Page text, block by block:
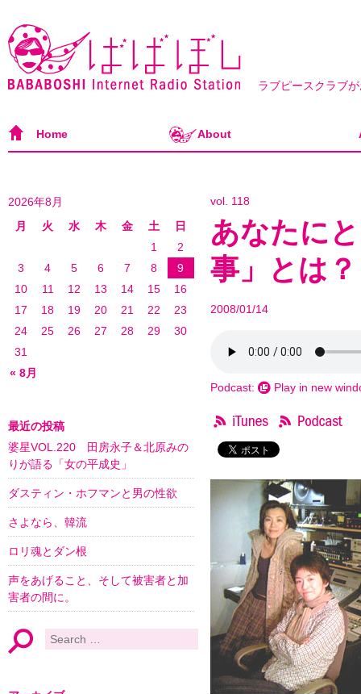
ラブピースクラブ
Home About
2026年8月
月
火 水 木 金 土 日
« 8月
1
2
3
4 5 6 7 8
9
10
11 12 13 14 15
16
17
18 19 20 21 22
23
24
25 26 27 28 29
30
31
最近の投稿
婆星VOL.220 田房永子＆北原みの
りが語る「女の平成史」
ダスティン・ホフマンと男の性欲
さよなら、韓流
ロリ魂とダン根
声をあげること、そして被害者と加
害者の間に。
vol. 118
あなたに
事」とは？
2008/01/14
Podcast: Play in new